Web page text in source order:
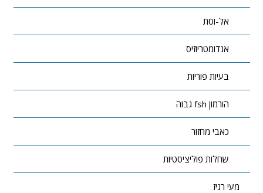
אל-וסת
אנדומטריוזיס
בעיות פוריות
הורמון fsh גבוה
כאבי מחזור
שחלות פוליציסטיות
מעי רגיז